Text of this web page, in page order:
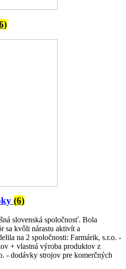
(6)
slovenská spoločnosť. Bola
sa kvôli nárastu aktivít a
na 2 spoločnosti: Farmárik, s.r.o. -
+ vlastná výroba produktov z
- dodávky strojov pre komerčných